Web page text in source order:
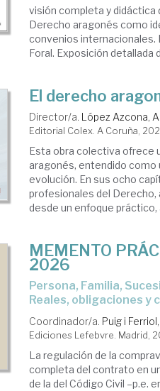
visión completa y didáctica
Derecho aragonés como
convenios internacionales.
Foral. Exposición detallada
El derecho
Director/a. López Azcona,
Editorial Colex. A Coruña,
Esta obra colectiva ofrece
aragonés, entendido
evolución. En sus ocho
profesionales del
desde un enfoque práctico,
MEMENTO
2026
Persona, Familia, Sucesiones, Personas Jurídicas, Derechos
Reales, obligaciones y
Coordinador/a. Puig i
Ediciones Lefebvre. Madrid,
La regulación de la
completa del contrato en
de la del Código Civil –p.e.